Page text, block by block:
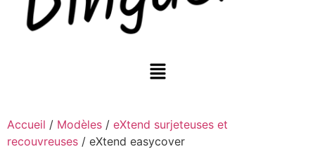
Accueil / Modèles / eXtend surjeteuses et
recouvreuses / eXtend easycover